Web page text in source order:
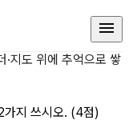
페이지
·지도 위에 추억으로 쌓
가지 쓰시오. (4점)